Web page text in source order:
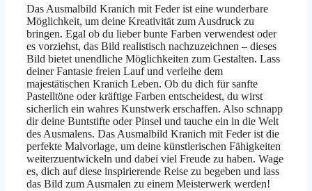
Das Ausmalbild Kranich mit Feder ist eine wunderbare
Möglichkeit, um deine Kreativität zum Ausdruck zu
bringen. Egal ob du lieber bunte Farben verwendest oder
es vorziehst, das Bild realistisch nachzuzeichnen – dieses
Bild bietet unendliche Möglichkeiten zum Gestalten. Lass
deiner Fantasie freien Lauf und verleihe dem
majestätischen Kranich Leben. Ob du dich für sanfte
Pastelltöne oder kräftige Farben entscheidest, du wirst
sicherlich ein wahres Kunstwerk erschaffen. Also schnapp
dir deine Buntstifte oder Pinsel und tauche ein in die Welt
des Ausmalens. Das Ausmalbild Kranich mit Feder ist die
perfekte Malvorlage, um deine künstlerischen Fähigkeiten
weiterzuentwickeln und dabei viel Freude zu haben. Wage
es, dich auf diese inspirierende Reise zu begeben und lass
das Bild zum Ausmalen zu einem Meisterwerk werden!